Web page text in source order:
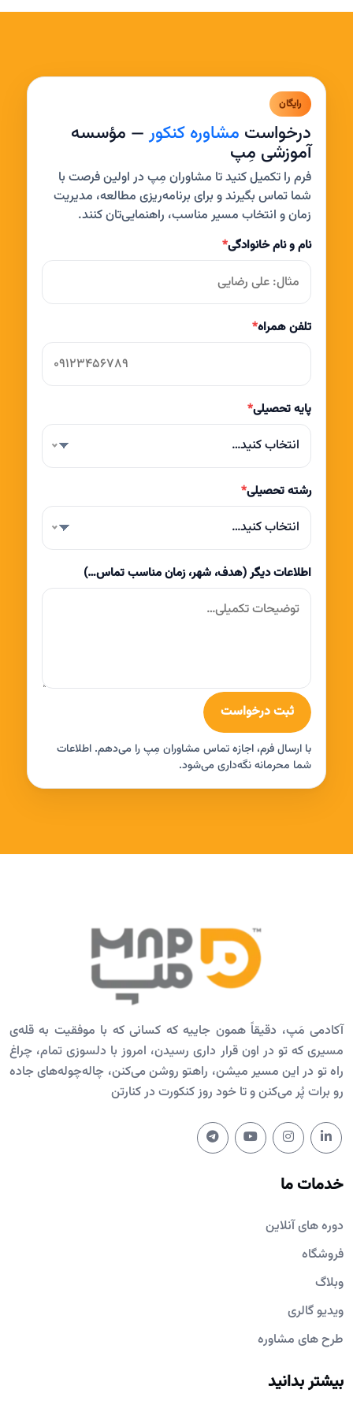
رایگان
درخواست مشاوره کنکور— مؤسسه
آموزشی مِپ
فرم را تکمیل کنید تا مشاوران مِپ در اولین فرصت با
شما تماس بگیرند و برای برنامه‌ریزی مطالعه، مدیریت
زمان و انتخاب مسیر مناسب، راهنمایی‌تان کنند.
نام و نام خانوادگی*
تلفن همراه*
پایه تحصیلی*
انتخاب کنید…
رشته تحصیلی*
انتخاب کنید…
اطلاعات دیگر (هدف، شهر، زمان مناسب تماس…)
ثبت درخواست
با ارسال فرم، اجازه تماس مشاوران مِپ را می‌دهم. اطلاعات
شما محرمانه نگه‌داری می‌شود.
آکادمی مَپ، دقیقاً همون جاییه که کسانی که با موفقیت به قله‌ی
مسیری که تو در اون قرار داری رسیدن، امروز با دلسوزی تمام، چراغ
راه تو در این مسیر میشن، راهتو روشن می‌کنن، چاله‌چوله‌های جاده
رو برات پُر می‌کنن و تا خود روز کنکورت در کنارتن
خدمات ما
دوره های آنلاین
فروشگاه
وبلاگ
ویدیو گالری
طرح های مشاوره
بیشتر بدانید